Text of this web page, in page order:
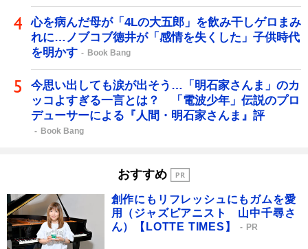
心を病んだ母が「4Lの大五郎」を飲み干しゲロまみ
れに…ノブコブ徳井が「感情を失くした」子供時代
を明かす
Book Bang
今思い出しても涙が出そう…「明石家さんま」のカ
ッコよすぎる一言とは？ 「電波少年」伝説のプロ
デューサーによる『人間・明石家さんま』評
Book Bang
おすすめ
創作にもリフレッシュにもガムを愛
用（ジャズピアニスト 山中千尋さ
ん）【LOTTE TIMES】
PR